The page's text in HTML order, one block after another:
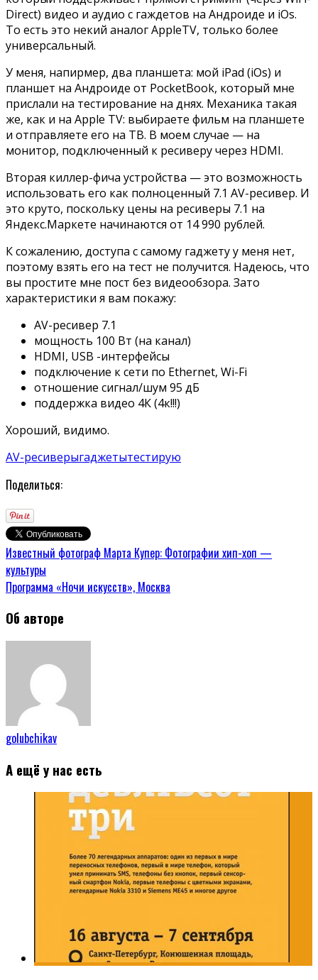
Direct) видео и аудио с гаждетов на Андроиде и iOs.
То есть это некий аналог AppleTV, только более
универсальный.
У меня, напирмер, два планшета: мой iPad (iOs) и
планшет на Андроиде от PocketBook, который мне
прислали на тестирование на днях. Механика такая
же, как и на Apple TV: выбираете фильм на планшете
и отправляете его на ТВ. В моем случае — на
монитор, подключенный к ресиверу через HDMI.
Вторая киллер-фича устройства — это возможность
использовать его как полноценный 7.1 AV-ресивер. И
это круто, поскольку цены на ресиверы 7.1 на
Яндекс.Маркете начинаются от 14 990 рублей.
К сожалению, доступа с самому гаджету у меня нет,
поэтому взять его на тест не получится. Надеюсь, что
вы простите мне пост без видеообзора. Зато
характеристики я вам покажу:
AV-ресивер 7.1
мощность 100 Вт (на канал)
HDMI, USB -интерфейсы
подключение к сети по Ethernet, Wi-Fi
отношение сигнал/шум 95 дБ
поддержка видео 4К (4к!!!)
Хороший, видимо.
AV-ресиверыгаджетытестирую
Поделиться:
Известный фотограф Марта Купер: Фотографии хип-хоп —
культуры
Программа «Ночи искусств», Москва
Об авторе
golubchikav
А ещё у нас есть